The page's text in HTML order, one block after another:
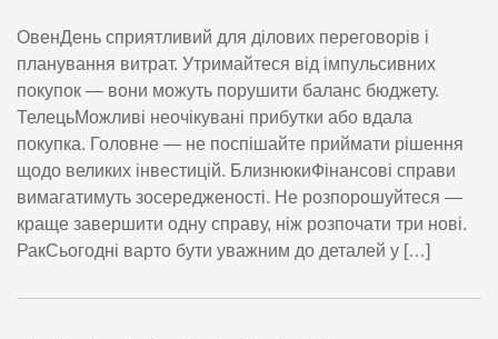
ОвенДень сприятливий для ділових переговорів і
планування витрат. Утримайтеся від імпульсивних
покупок — вони можуть порушити баланс бюджету.
ТелецьМожливі неочікувані прибутки або вдала
покупка. Головне — не поспішайте приймати рішення
щодо великих інвестицій. БлизнюкиФінансові справи
вимагатимуть зосередженості. Не розпорошуйтеся —
краще завершити одну справу, ніж розпочати три нові.
РакСьогодні варто бути уважним до деталей у […]